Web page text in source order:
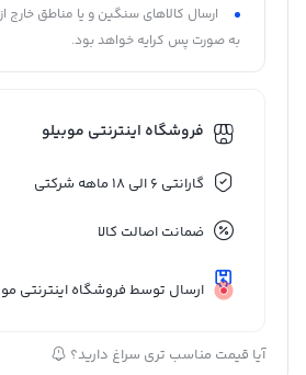
ارسال کالاهای سنگین و یا مناطق خارج
به صورت پس کرایه خواهد بود.
فروشگاه اینترنتی موبیلو
گارانتی 6 الی 18 ماهه شرکتی
ضمانت اصالت کالا
ارسال توسط فروشگاه اینترنتی
آیا قیمت مناسب تری سراغ دارید؟